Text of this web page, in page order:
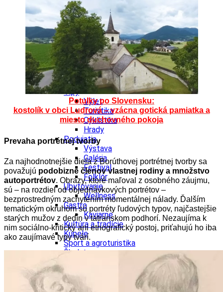
Pobyty
Wellness
Gastro
Kultúra a tradície
Kúpele
Šport a agroturistika
Školstvo
Ekonomika obchod a doprava
Banskobystrický kraj
Tipy
Výlet
Turistika
Cyklistika
Hrady
Podujatia
Výstava
Galéria
Festival
Folklór
Ubytovanie
Wellness
Gastro
Kaviarne
Kultúra a tradície
Kúpele
Šport a agroturistika
Školstvo
Ekonomika obchod a doprava
Košický kraj
Tipy
Potulky po Slovensku:
kostolík v obci Ludrová – vzácna gotická pamiatka a
miesto duchovného pokoja
Prevaha portrétnej tvorby
Za najhodnotnejšie diela z Borúthovej portrétnej tvorby sa
považujú podobizne členov vlastnej rodiny a množstvo
autoportrétov. Obrazy, ktoré maľoval z osobného záujmu,
sú – na rozdiel od objednávkových portrétov –
bezprostredným zachytením momentálnej nálady. Ďalším
tematickým okruhom sú portréty ľudových typov, najčastejšie
starých mužov z dedín v tatranskom podhorí. Nezaujíma k
nim sociálno-kritický ani etnografický postoj, priťahujú ho iba
ako zaujímavé typy tvárí.